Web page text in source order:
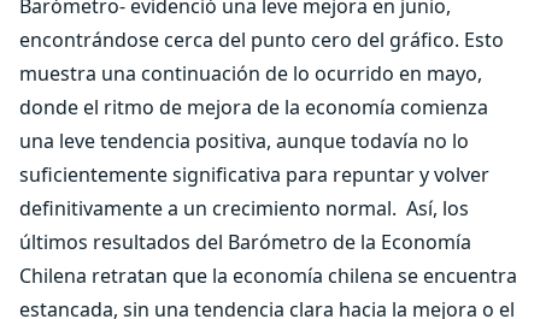
Barómetro- evidenció una leve mejora en junio,
encontrándose cerca del punto cero del gráfico. Esto
muestra una continuación de lo ocurrido en mayo,
donde el ritmo de mejora de la economía comienza
una leve tendencia positiva, aunque todavía no lo
suficientemente significativa para repuntar y volver
definitivamente a un crecimiento normal. Así, los
últimos resultados del Barómetro de la Economía
Chilena retratan que la economía chilena se encuentra
estancada, sin una tendencia clara hacia la mejora o el